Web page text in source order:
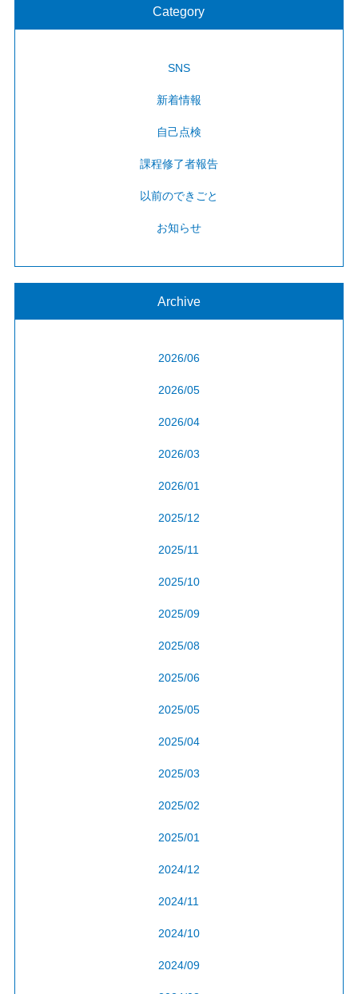
Category
SNS
新着情報
自己点検
課程修了者報告
以前のできごと
お知らせ
Archive
2026/06
2026/05
2026/04
2026/03
2026/01
2025/12
2025/11
2025/10
2025/09
2025/08
2025/06
2025/05
2025/04
2025/03
2025/02
2025/01
2024/12
2024/11
2024/10
2024/09